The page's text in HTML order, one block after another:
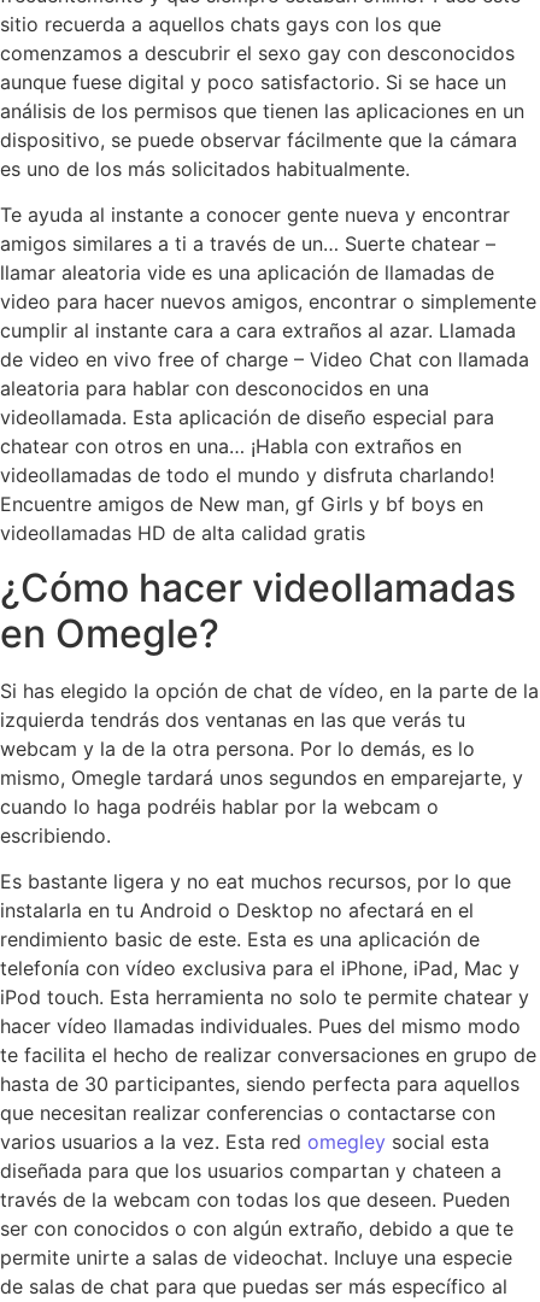
sitio recuerda a aquellos chats gays con los que
comenzamos a descubrir el sexo gay con desconocidos
aunque fuese digital y poco satisfactorio. Si se hace un
análisis de los permisos que tienen las aplicaciones en un
dispositivo, se puede observar fácilmente que la cámara
es uno de los más solicitados habitualmente.
Te ayuda al instante a conocer gente nueva y encontrar
amigos similares a ti a través de un… Suerte chatear –
llamar aleatoria vide es una aplicación de llamadas de
video para hacer nuevos amigos, encontrar o simplemente
cumplir al instante cara a cara extraños al azar. Llamada
de video en vivo free of charge – Video Chat con llamada
aleatoria para hablar con desconocidos en una
videollamada. Esta aplicación de diseño especial para
chatear con otros en una… ¡Habla con extraños en
videollamadas de todo el mundo y disfruta charlando!
Encuentre amigos de New man, gf Girls y bf boys en
videollamadas HD de alta calidad gratis
¿Cómo hacer videollamadas
en Omegle?
Si has elegido la opción de chat de vídeo, en la parte de la
izquierda tendrás dos ventanas en las que verás tu
webcam y la de la otra persona. Por lo demás, es lo
mismo, Omegle tardará unos segundos en emparejarte, y
cuando lo haga podréis hablar por la webcam o
escribiendo.
Es bastante ligera y no eat muchos recursos, por lo que
instalarla en tu Android o Desktop no afectará en el
rendimiento basic de este. Esta es una aplicación de
telefonía con vídeo exclusiva para el iPhone, iPad, Mac y
iPod touch. Esta herramienta no solo te permite chatear y
hacer vídeo llamadas individuales. Pues del mismo modo
te facilita el hecho de realizar conversaciones en grupo de
hasta de 30 participantes, siendo perfecta para aquellos
que necesitan realizar conferencias o contactarse con
varios usuarios a la vez. Esta red omegley social esta
diseñada para que los usuarios compartan y chateen a
través de la webcam con todas los que deseen. Pueden
ser con conocidos o con algún extraño, debido a que te
permite unirte a salas de videochat. Incluye una especie
de salas de chat para que puedas ser más específico al